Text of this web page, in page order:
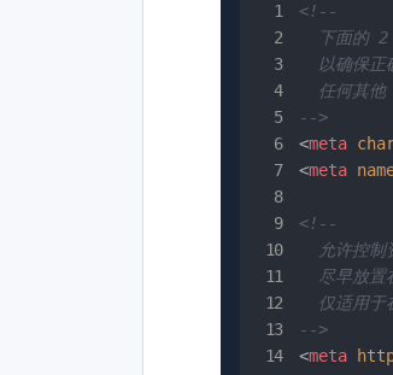
<!--
下面的
以确保正
任何其他
-->
<meta
<meta
<!--
允许控制
尽早放置
仅适用于
-->
<meta